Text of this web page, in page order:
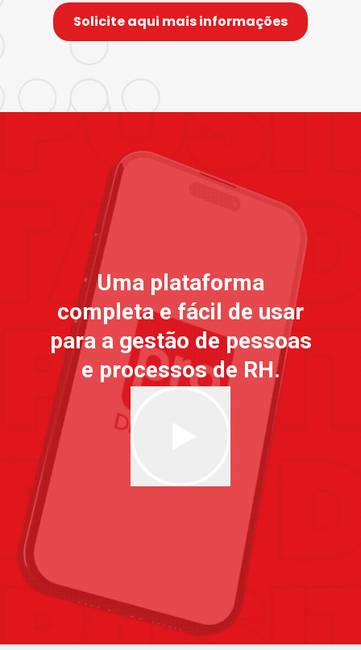
Solicite aqui mais informações
Uma plataforma
completa e fácil de usar
para a gestão de pessoas
e processos de RH.